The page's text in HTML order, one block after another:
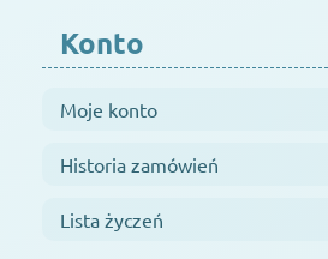
Konto
Moje konto
Historia zamówień
Lista życzeń